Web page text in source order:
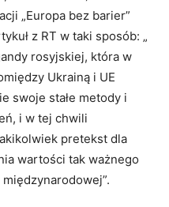
„Europa bez barier”
z RT w taki sposób: „
rosyjskiej, która w
Ukrainą i UE
swoje stałe metody i
i w tej chwili
pretekst dla
wartości tak ważnego